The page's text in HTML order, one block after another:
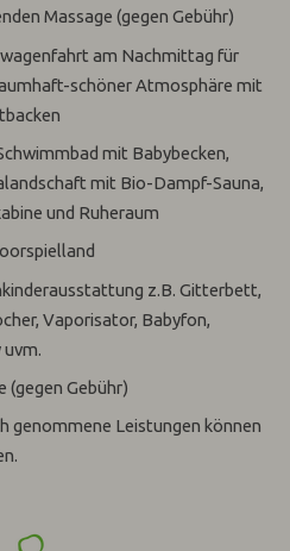
Massage (gegen Gebühr)
am Nachmittag für
schöner Atmosphäre mit
mit Babybecken,
mit Bio-Dampf-Sauna,
und Ruheraum
z.B. Gitterbett,
Vaporisator, Babyfon,
uvm.
(gegen Gebühr)
genommene Leistungen können